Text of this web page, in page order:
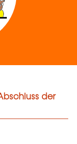
der